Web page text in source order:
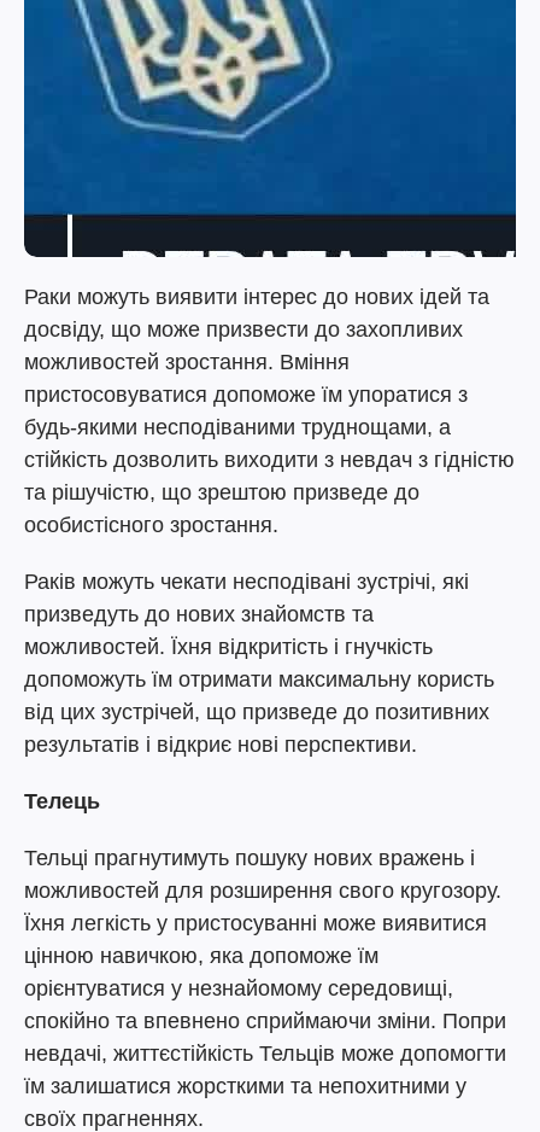
Раки можуть виявити інтерес до нових ідей та
досвіду, що може призвести до захопливих
можливостей зростання. Вміння
пристосовуватися допоможе їм упоратися з
будь-якими несподіваними труднощами, а
стійкість дозволить виходити з невдач з гідністю
та рішучістю, що зрештою призведе до
особистісного зростання.
Раків можуть чекати несподівані зустрічі, які
призведуть до нових знайомств та
можливостей. Їхня відкритість і гнучкість
допоможуть їм отримати максимальну користь
від цих зустрічей, що призведе до позитивних
результатів і відкриє нові перспективи.
Телець
Тельці прагнутимуть пошуку нових вражень і
можливостей для розширення свого кругозору.
Їхня легкість у пристосуванні може виявитися
цінною навичкою, яка допоможе їм
орієнтуватися у незнайомому середовищі,
спокійно та впевнено сприймаючи зміни. Попри
невдачі, життєстійкість Тельців може допомогти
їм залишатися жорсткими та непохитними у
своїх прагненнях.